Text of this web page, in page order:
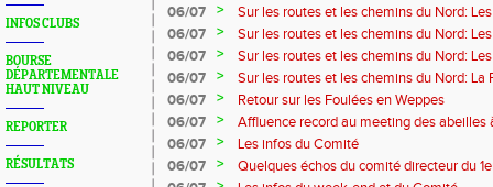
INFOS CLUBS
BOURSE
DÉPARTEMENTALE
HAUT NIVEAU
REPORTER
RÉSULTATS
06/07
>
Sur les routes et les chemins du Nord:
06/07
>
Sur les routes et les chemins du Nord:
06/07
>
Sur les routes et les chemins du Nord:
06/07
>
Sur les routes et les chemins du Nord: La
06/07
>
Retour sur les Foulées en Weppes
06/07
>
Affluence record au meeting des abeilles
06/07
>
Les infos du Comité
06/07
>
Quelques échos du comité directeur du